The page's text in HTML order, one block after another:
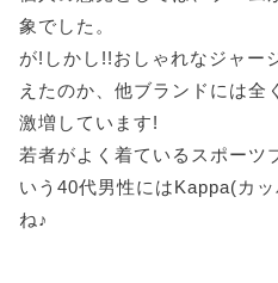
象でした。
が!しかし!!おしゃれなジャー
えたのか、他ブランドには全
激増しています!
若者がよく着ているスポーツ
いう40代男性にはKappa(カ
ね♪